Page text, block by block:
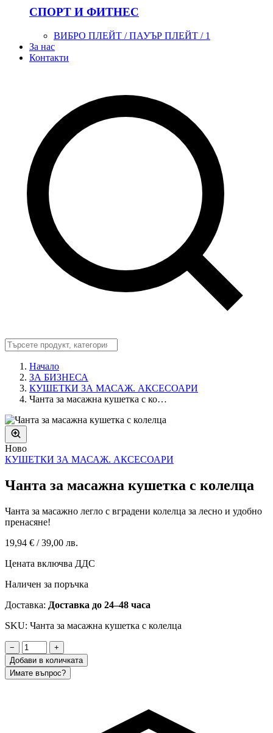
СПОРТ И ФИТНЕС
ВИБРО ПЛЕЙТ / ПАУЪР ПЛЕЙТ / 1
За нас
Контакти
Начало
ЗА БИЗНЕСА
КУШЕТКИ ЗА МАСАЖ. АКСЕСОАРИ
Чанта за масажна кушетка с ко…
Ново
КУШЕТКИ ЗА МАСАЖ. АКСЕСОАРИ
Чанта за масажна кушетка с колелца
Чанта за масажно легло с вградени колелца за лесно и удобно
пренасяне!
19,94 € / 39,00 лв.
Цената включва ДДС
Наличен за поръчка
Доставка: Доставка до 24–48 часа
SKU: Чанта за масажна кушетка с колелца
−
+
Добави в количката
Имате въпрос?